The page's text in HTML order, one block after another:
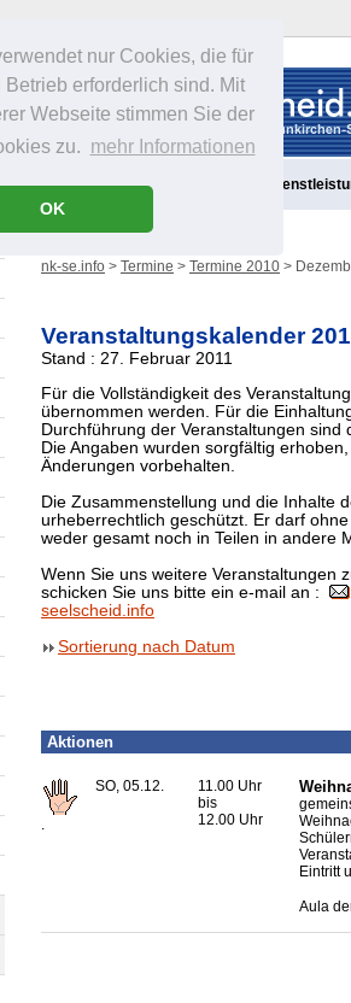
nur Cookies, die für
erforderlich sind. Mit
Webseite stimmen Sie der
zu. mehr Informationen
OK
Freizeit Gastronomie
nk-se.info > Termine > Termine 2010 >
Veranstaltungskalender
Stand : 27. Februar 2011
Für die Vollständigkeit des
übernommen werden. Für die
Durchführung der Veranstaltungen sind
Die Angaben wurden sorgfältig
Änderungen vorbehalten.
Die Zusammenstellung und die Inhalte
urheberrechtlich geschützt. Er darf
weder gesamt noch in Teilen in andere
Wenn Sie uns weitere Veranstaltungen
schicken Sie uns bitte ein e-mail an :
seelscheid.info
Sortierung nach Datum
Aktionen
.
SO, 05.12.
11.00 Uhr
bis
12.00 Uhr
Eintritt
Aula